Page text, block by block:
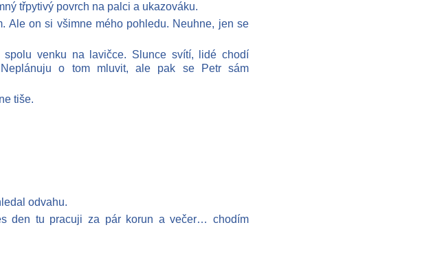
třpytivý povrch na palci a ukazováku.
Ale on si všimne mého pohledu. Neuhne, jen se
venku na lavičce. Slunce svítí, lidé chodí
o tom mluvit, ale pak se Petr sám
tiše.
odvahu.
den tu pracuji za pár korun a večer… chodím